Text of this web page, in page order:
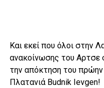
Και εκεί που όλοι στην
ανακοίνωσης του Αρτσε
την απόκτηση του πρώην
Πλατανιά Budnik Ievgen!